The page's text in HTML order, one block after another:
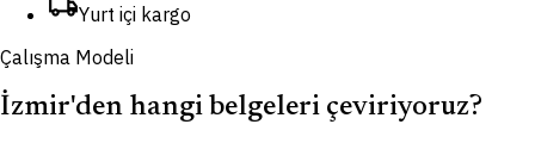
Yurt içi kargo
Çalışma Modeli
İzmir'den hangi belgeleri çeviriyoruz?